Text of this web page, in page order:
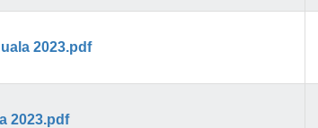
2023.pdf
2023.pdf